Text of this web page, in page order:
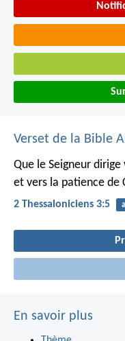
Verset de la Bible
Que le Seigneur
et vers la patience de
2 Thessaloniciens 3:5
En savoir plus